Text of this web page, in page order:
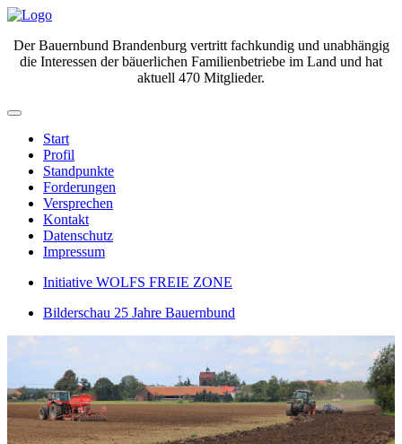
Der Bauernbund Brandenburg vertritt fachkundig und unabhängig
die Interessen der bäuerlichen Familienbetriebe im Land und hat
aktuell 470 Mitglieder.
Start
Profil
Standpunkte
Forderungen
Versprechen
Kontakt
Datenschutz
Impressum
Initiative WOLFS FREIE ZONE
Bilderschau 25 Jahre Bauernbund